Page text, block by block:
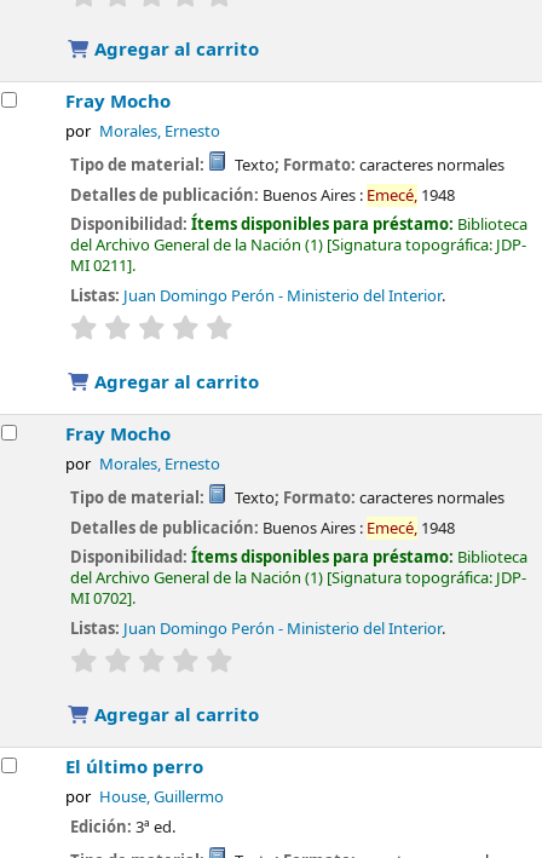
Agregar al carrito
Fray Mocho
por Morales, Ernesto
Tipo de material: Texto; Formato: caracteres normales
Detalles de publicación: Buenos Aires : Emecé, 1948
Disponibilidad:Ítems disponibles para préstamo: Biblioteca
del Archivo General de la Nación (1) Signatura topográfica: JDP-
MI 0211 .
Listas: Juan Domingo Perón - Ministerio del Interior.
valoración
Agregar al carrito
Fray Mocho
por Morales, Ernesto
Tipo de material: Texto; Formato: caracteres normales
Detalles de publicación: Buenos Aires : Emecé, 1948
Disponibilidad:Ítems disponibles para préstamo: Biblioteca
del Archivo General de la Nación (1) Signatura topográfica: JDP-
MI 0702 .
Listas: Juan Domingo Perón - Ministerio del Interior.
valoración
Agregar al carrito
El último perro
por House, Guillermo
Edición:3ª ed.